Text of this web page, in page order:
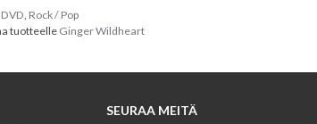
DVD, Rock / Pop
tuotteelle Ginger Wildheart
SEURAA MEITÄ